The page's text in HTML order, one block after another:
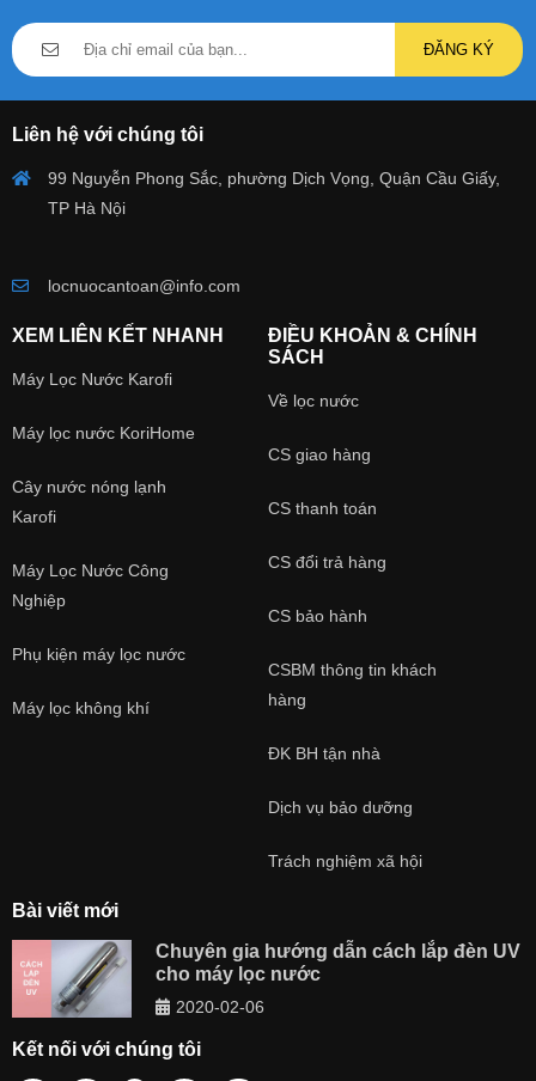
ĐĂNG KÝ
Liên hệ với chúng tôi
99 Nguyễn Phong Sắc, phường Dịch Vọng, Quận Cầu Giấy,
TP Hà Nội
locnuocantoan@info.com
XEM LIÊN KẾT NHANH
Máy Lọc Nước Karofi
Máy lọc nước KoriHome
Cây nước nóng lạnh
Karofi
Máy Lọc Nước Công
Nghiệp
Phụ kiện máy lọc nước
Máy lọc không khí
ĐIỀU KHOẢN & CHÍNH
SÁCH
Về lọc nước
CS giao hàng
CS thanh toán
CS đổi trả hàng
CS bảo hành
CSBM thông tin khách
hàng
ĐK BH tận nhà
Dịch vụ bảo dưỡng
Trách nghiệm xã hội
Bài viết mới
Chuyên gia hướng dẫn cách lắp đèn UV
cho máy lọc nước
2020-02-06
Kết nối với chúng tôi